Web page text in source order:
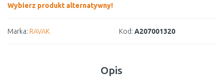
Wybierz produkt alternatywny!
Marka: RAVAK Kod: A207001320
Opis